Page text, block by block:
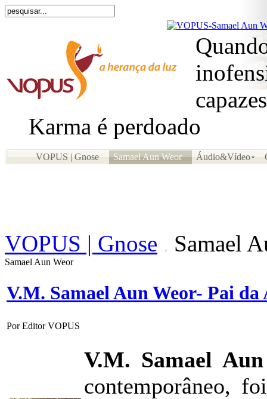
Karma é perdoado
VOPUS | Gnose Samael Aun Weor Áudio&Vídeo
VOPUS | Gnose Samael
Samael Aun Weor
V.M. Samael Aun Weor- Pai
Por Editor VOPUS
V.M. Samael
contemporâneo,